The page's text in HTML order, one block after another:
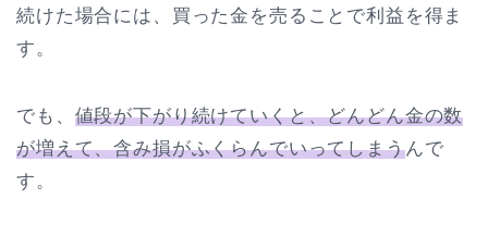
続けた場合には、買った金を売ることで利益を得ま
す。
でも、 値段が下がり続けていくと、どんどん金の数
が増えて、含み損がふくらんでいってしまうんで
す。